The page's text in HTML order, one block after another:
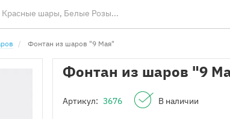
Фонтан из шаров "9 Мая"
Фонтан из шаров "9
Артикул: 3676 В наличии